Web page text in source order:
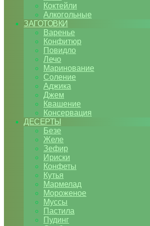
Коктейли
Алкогольные
ЗАГОТОВКИ
Варенье
Конфитюр
Повидло
Лечо
Маринование
Соление
Аджика
Джем
Квашение
Консервация
ДЕСЕРТЫ
Безе
Желе
Зефир
Ириски
Конфеты
Кутья
Мармелад
Мороженое
Муссы
Пастила
Пудинг